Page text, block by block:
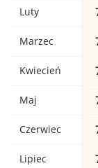
Luty
Marzec
Kwiecień
Maj
Czerwiec
Lipiec